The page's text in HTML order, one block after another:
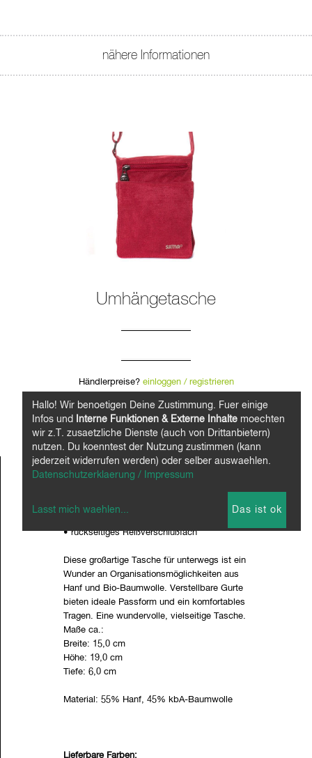
nähere Informationen
Umhängetasche
Händlerpreise? einloggen / registrieren
kleine Reisetasche
• vordere Klappe mit einem Magnetknopf
• verdecktes Fach für Handy und Stifte
• rückseitiges Reißverschlußfach
Diese großartige Tasche für unterwegs ist ein
Wunder an Organisationsmöglichkeiten aus
Hanf und Bio-Baumwolle. Verstellbare Gurte
bieten ideale Passform und ein komfortables
Tragen. Eine wundervolle, vielseitige Tasche.
Maße ca.:
Breite: 15,0 cm
Höhe: 19,0 cm
Tiefe: 6,0 cm
Material: 55% Hanf, 45% kbA-Baumwolle
Lieferbare Farben:
Hallo! Wir benoetigen Deine Zustimmung. Fuer einige
Infos und
Interne Funktionen & Externe Inhaltemoechten
wir z.T. zusaetzliche Dienste (auch von Drittanbietern)
nutzen. Du koenntest der Nutzung zustimmen (kann
jederzeit widerrufen werden) oder selber auswaehlen.
Datenschutzerklaerung / Impressum
Lasst mich waehlen Das ist ok